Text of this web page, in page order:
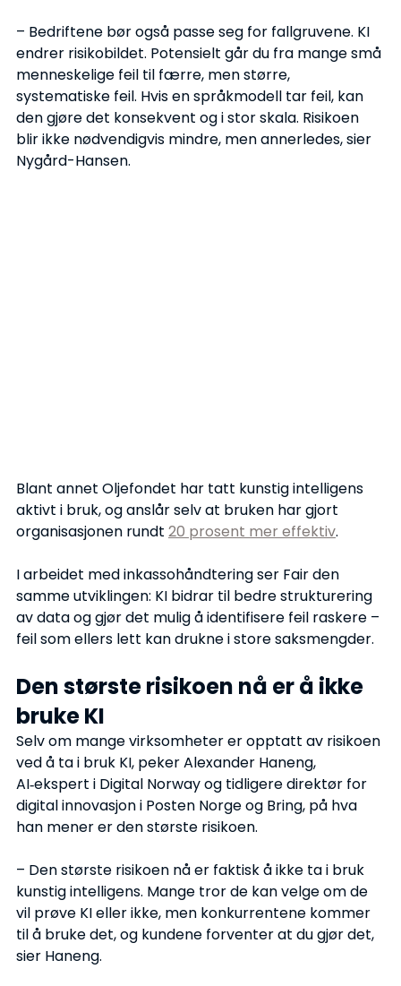
– Bedriftene bør også passe seg for fallgruvene. KI
endrer risikobildet. Potensielt går du fra mange små
menneskelige feil til færre, men større,
systematiske feil. Hvis en språkmodell tar feil, kan
den gjøre det konsekvent og i stor skala. Risikoen
blir ikke nødvendigvis mindre, men annerledes, sier
Nygård-Hansen.
Blant annet Oljefondet har tatt kunstig intelligens
aktivt i bruk, og anslår selv at bruken har gjort
organisasjonen rundt 20 prosent mer effektiv.
I arbeidet med inkassohåndtering ser Fair den
samme utviklingen: KI bidrar til bedre strukturering
av data og gjør det mulig å identifisere feil raskere –
feil som ellers lett kan drukne i store saksmengder.
Den største risikoen nå er å ikke
bruke KI
Selv om mange virksomheter er opptatt av risikoen
ved å ta i bruk KI, peker Alexander Haneng,
AI‑ekspert i Digital Norway og tidligere direktør for
digital innovasjon i Posten Norge og Bring, på hva
han mener er den største risikoen.
– Den største risikoen nå er faktisk å ikke ta i bruk
kunstig intelligens. Mange tror de kan velge om de
vil prøve KI eller ikke, men konkurrentene kommer
til å bruke det, og kundene forventer at du gjør det,
sier Haneng.